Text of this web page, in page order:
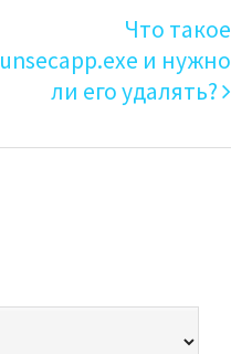
Что такое
unsecapp.exe и нужно
ли его удалять?